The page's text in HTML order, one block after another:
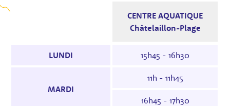
Horaires des séances : le tableau indique
CENTRE AQUATIQUE
Châtelaillon-Plage
LUNDI 15h45 - 16h30
MARDI
11h - 11h45
16h45 - 17h30